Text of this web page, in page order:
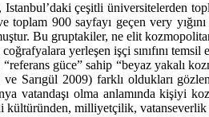
çeşitli üniversitelerden
toplam 900 sayfayı geçen very
Bu gruptakiler, ne elit
yerleşen işçi sınıfını
“referans güce” sahip “beyaz yakalı
Sarıgül 2009) farklı oldukları
vatandaşı olma anlamında kişiyi
kültüründen, milliyetçilik, vatanseverlik